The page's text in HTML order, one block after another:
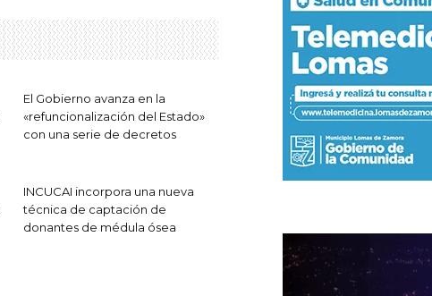
El Gobierno avanza en la
«refuncionalización del Estado»
con una serie de decretos
INCUCAI incorpora una nueva
técnica de captación de
donantes de médula ósea